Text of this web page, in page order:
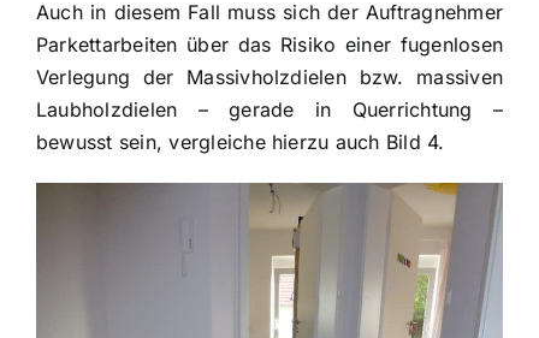
Auch in diesem Fall muss sich der Auftragnehmer
Parkettarbeiten über das Risiko einer fugenlosen
Verlegung der Massivholzdielen bzw. massiven
Laubholzdielen – gerade in Querrichtung –
bewusst sein, vergleiche hierzu auch Bild 4.